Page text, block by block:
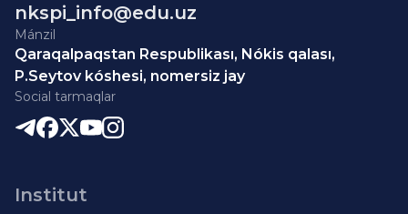
nkspi_info@edu.uz
Mánzil
Qaraqalpaqstan Respublikası, Nókis qalası,
P.Seytov kóshesi, nomersiz jay
Social tarmaqlar
Institut